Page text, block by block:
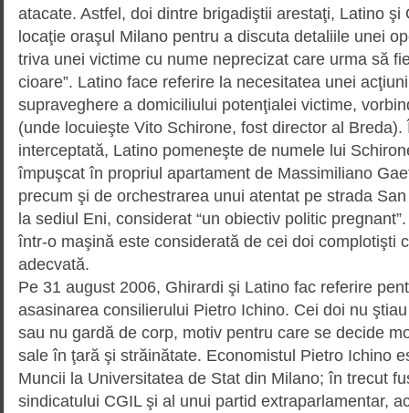
atacate. Astfel, doi dintre brigadiştii arestaţi, Latino şi
locaţie oraşul Milano pentru a discuta detaliile unei
triva unei victime cu nume neprecizat care urma să
cioare”. Latino face referire la nece­sitatea unei
supraveghere a domiciliului potenţialei victime,
(unde locuieşte Vito Schirone, fost director al
interceptată, Latino pomeneşte de numele lui
împuşcat în propriul apartament de Massi­miliano
precum şi de orchestrarea unui atentat pe strada
la sediul Eni, considerat “un obiectiv politic
într-o maşină este con­siderată de cei doi complotişti
adecvată.
Pe 31 august 2006, Ghirardi şi Latino fac referire
asasinarea consilierului Pietro Ichino. Cei doi nu
sau nu gardă de corp, motiv pentru care se decide
sale în ţară şi străinătate. Economistul Pietro Ichino
Muncii la Universitatea de Stat din Milano; în trecut
sindicatului CGIL şi al unui partid extraparlamentar,